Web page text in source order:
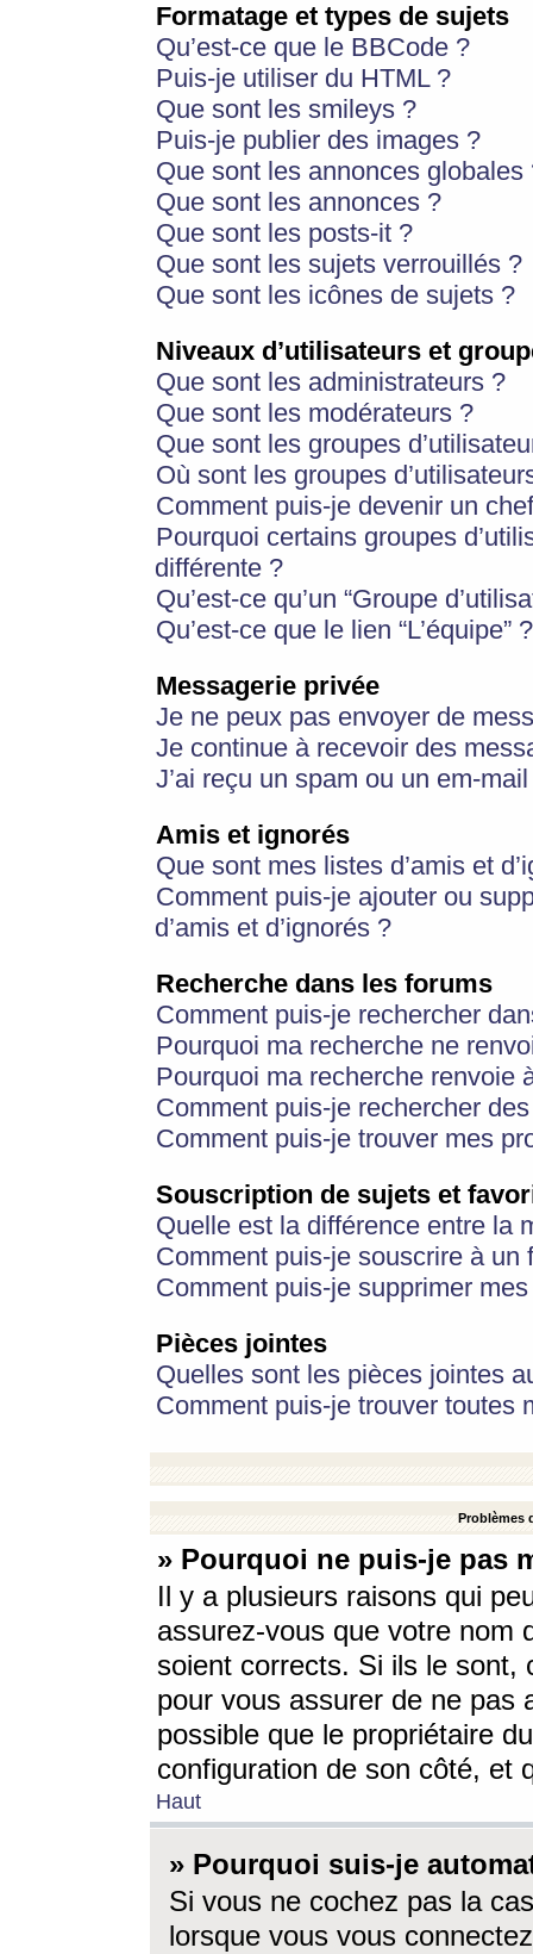
Formatage et types de sujets
Qu’est-ce que le BBCode ?
Puis-je utiliser du HTML ?
Que sont les smileys ?
Puis-je publier des images ?
Que sont les annonces globales
Que sont les annonces ?
Que sont les posts-it ?
Que sont les sujets verrouillés ?
Que sont les icônes de sujets ?
Niveaux d’utilisateurs et
Que sont les administrateurs ?
Que sont les modérateurs ?
Que sont les groupes
Où sont les groupes
Comment puis-je devenir un
Pourquoi certains groupes
différente ?
Qu’est-ce qu’un “Groupe
Qu’est-ce que le lien “L’équipe” ?
Messagerie privée
Je ne peux pas envoyer de
Je continue à recevoir des
J’ai reçu un spam ou un em-
Amis et ignorés
Que sont mes listes d’amis et
Comment puis-je ajouter ou
d’amis et d’ignorés ?
Recherche dans les forums
Comment puis-je rechercher
Pourquoi ma recherche ne
Pourquoi ma recherche renvoie
Comment puis-je rechercher
Comment puis-je trouver mes
Souscription de sujets et
Quelle est la différence entre la
Comment puis-je souscrire à
Comment puis-je supprimer
Pièces jointes
Quelles sont les pièces jointes
Comment puis-je trouver toutes
Problèmes
» Pourquoi ne puis-je pas
Il y a plusieurs raisons qui
assurez-vous que votre nom
soient corrects. Si ils le sont,
pour vous assurer de ne pas
possible que le propriétaire
configuration de son côté, et
Haut
» Pourquoi suis-je
Si vous ne cochez pas la
lorsque vous vous